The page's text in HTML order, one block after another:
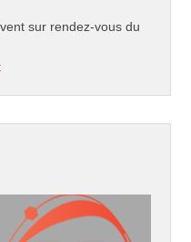
sur rendez-vous du